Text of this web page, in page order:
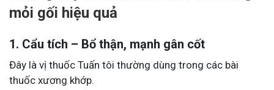
mỏi gối hiệu quả
1. Cẩu tích – Bổ thận, mạnh gân cốt
Đây là vị thuốc Tuấn tôi thường dùng trong các bài
thuốc xương khớp.